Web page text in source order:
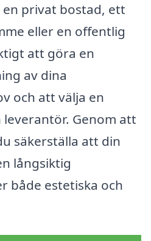
privat bostad, ett
eller en offentlig
att göra en
av dina
och att välja en
Genom att
säkerställa att din
långsiktig
både estetiska och